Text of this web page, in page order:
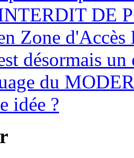
DE
Zone
désormais un
du
idée ?